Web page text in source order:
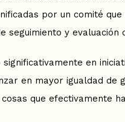
por un comité
seguimiento y
significativamente en
en mayor igualdad
que efectivamente